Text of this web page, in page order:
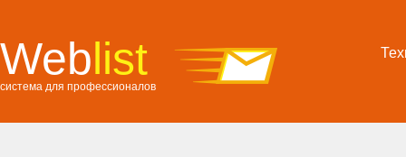
Weblist
система для профессионалов